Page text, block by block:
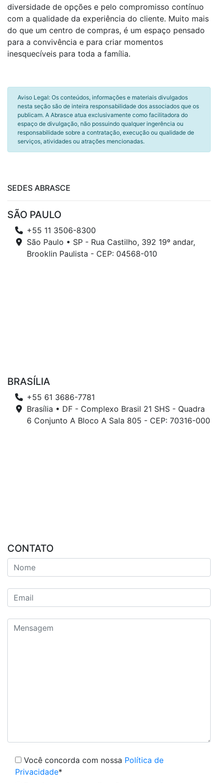
diversidade de opções e pelo compromisso contínuo
com a qualidade da experiência do cliente. Muito mais
do que um centro de compras, é um espaço pensado
para a convivência e para criar momentos
inesquecíveis para toda a família.
Aviso Legal: Os conteúdos, informações e materiais divulgados
nesta seção são de inteira responsabilidade dos associados que os
publicam. A Abrasce atua exclusivamente como facilitadora do
espaço de divulgação, não possuindo qualquer ingerência ou
responsabilidade sobre a contratação, execução ou qualidade de
serviços, atividades ou atrações mencionadas.
SEDES ABRASCE
SÃO PAULO
+55 11 3506-8300
São Paulo • SP - Rua Castilho, 392 19º andar,
Brooklin Paulista - CEP: 04568-010
BRASÍLIA
+55 61 3686-7781
Brasília • DF - Complexo Brasil 21 SHS - Quadra
6 Conjunto A Bloco A Sala 805 - CEP: 70316-000
CONTATO
Você concorda com nossa Política de
Privacidade*